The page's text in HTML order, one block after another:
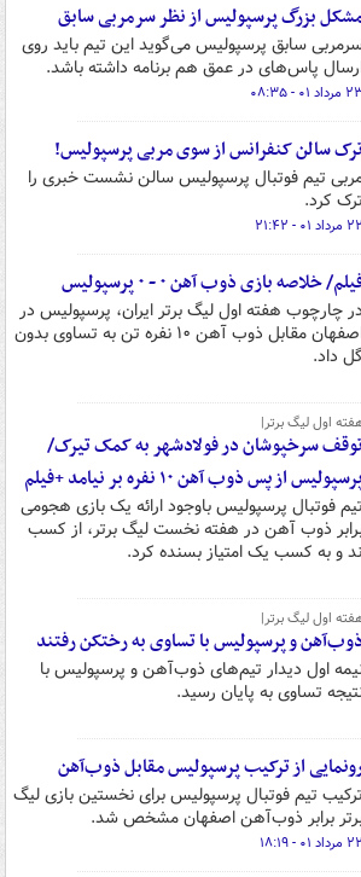
بزرگ پرسپولیس از نظر سرمربی سابق
سابق پرسپولیس می‌گوید این تیم باید روی
پاس‌های در عمق هم برنامه داشته باشد.
۰۱ - ۰۸:۳۵
سالن کنفرانس از سوی مربی پرسپولیس!
تیم فوتبال پرسپولیس سالن نشست خبری را
ترک کرد.
۲۲ مرداد ۰۱ - ۲۱:۴۲
خلاصه بازی ذوب آهن ۰ - ۰ پرسپولیس
در چارچوب هفته اول لیگ برتر ایران، پرسپولیس در
اصفهان مقابل ذوب آهن ۱۰ نفره تن به تساوی بدون
گل داد.
اول لیگ برتر|
سرخپوشان در فولادشهر به کمک تیرک/
از پس ذوب آهن ۱۰ نفره بر نیامد +فیلم
تیم فوتبال پرسپولیس باوجود ارائه یک بازی هجومی
ذوب آهن در هفته نخست لیگ برتر، از کسب
و به کسب یک امتیاز بسنده کرد.
اول لیگ برتر|
ذوب‌آهن و پرسپولیس با تساوی به رختکن رفتند
اول دیدار تیم‌های ذوب‌آهن و پرسپولیس با
تساوی به پایان رسید.
از ترکیب پرسپولیس مقابل ذوب‌آهن
ترکیب تیم فوتبال پرسپولیس برای نخستین بازی لیگ
برابر ذوب‌آهن اصفهان مشخص شد.
۲۲ مرداد ۰۱ - ۱۸:۱۹